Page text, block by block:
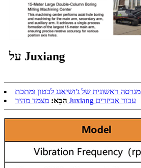
על Juxiang
מגרסה ראשונית של ג'ושיאנג לבטון ומתכת
הַבָּא:
מצמד מהיר Juxiang עבור אביזרים